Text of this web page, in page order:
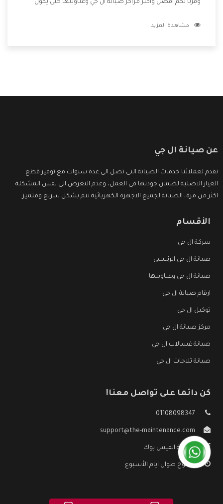
وفرنا لكم أفضل وأكبر مراكز صيانة ال جي وعناوينها حتى يكون
دون اى ازعاج كما أننا نهتم بكل ما يحتاجه المستهلك لكى نحافظ
مشاهدة المزيد
عن صيانة ال جي
نقدم لعملائنا خدمات الصيانة التى تصل الى عدة سنوات مع توفير قطع
الغيار الاصلية لضمان جودتها فى العمل، وعدم التعرض الى نفس المشكلة
اكثر من مرة، الصيانة لجميع الاجهزة الكهربائية تتم بشكل سريع ومتميز.
الأقسام
شركة ال جي
صيانة ال جي الرئيسي
صيانة ال جي وعناوينها
ارقام صيانة ال جي
توكيل ال جي
مركز صيانة ال جي
صيانة غسالات ال جي
صيانة ثلاجات ال جي
كن دائما على تواصل معنا!
01108098347
support@the-maintenance.com
صفحة الفيس بوك
مفتوح طوال ايام الأسبوع